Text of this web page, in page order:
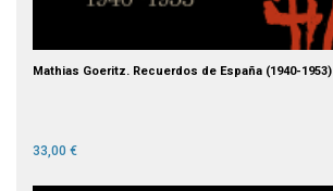
Mathias Goeritz. Recuerdos de España (1940-1953)
33,00 €